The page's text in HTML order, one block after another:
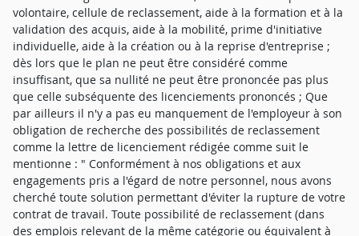
volontaire, cellule de reclassement, aide à la formation et à la
validation des acquis, aide à la mobilité, prime d'initiative
individuelle, aide à la création ou à la reprise d'entreprise ;
dès lors que le plan ne peut être considéré comme
insuffisant, que sa nullité ne peut être prononcée pas plus
que celle subséquente des licenciements prononcés ; Que
par ailleurs il n'y a pas eu manquement de l'employeur à son
obligation de recherche des possibilités de reclassement
comme la lettre de licenciement rédigée comme suit le
mentionne : " Conformément à nos obligations et aux
engagements pris a l'égard de notre personnel, nous avons
cherché toute solution permettant d'éviter la rupture de votre
contrat de travail. Toute possibilité de reclassement (dans
des emplois relevant de la même catégorie ou équivalent à